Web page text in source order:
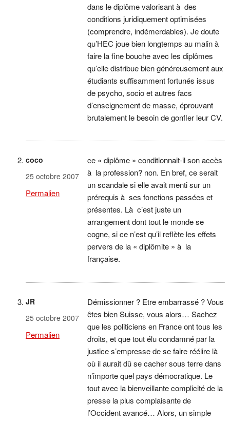
dans le diplôme valorisant à des
conditions juridiquement optimisées
(comprendre, indémerdables). Je doute
qu’HEC joue bien longtemps au malin à
faire la fine bouche avec les diplômes
qu’elle distribue bien généreusement aux
étudiants suffisamment fortunés issus
de psycho, socio et autres facs
d’enseignement de masse, éprouvant
brutalement le besoin de gonfler leur CV.
coco
25 octobre 2007
Permalien
ce « diplôme » conditionnait-il son accès
à la profession? non. En bref, ce serait
un scandale si elle avait menti sur un
prérequis à ses fonctions passées et
présentes. Là c’est juste un
arrangement dont tout le monde se
cogne, si ce n’est qu’il reflète les effets
pervers de la « diplômite » à la
française.
JR
25 octobre 2007
Permalien
Démissionner ? Etre embarrassé ? Vous
êtes bien Suisse, vous alors… Sachez
que les politiciens en France ont tous les
droits, et que tout élu condamné par la
justice s’empresse de se faire réélire là
où il aurait dû se cacher sous terre dans
n’importe quel pays démocratique. Le
tout avec la bienveillante complicité de la
presse la plus complaisante de
l’Occident avancé… Alors, un simple